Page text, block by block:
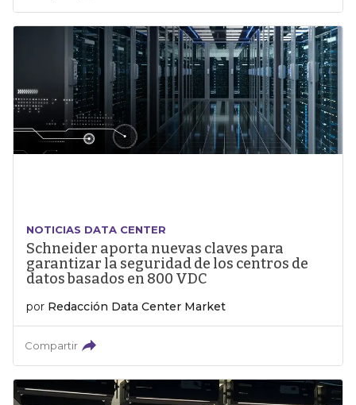
NOTICIAS DATA CENTER
Schneider aporta nuevas claves para
garantizar la seguridad de los centros de
datos basados en 800 VDC
por Redacción Data Center Market
Compartir